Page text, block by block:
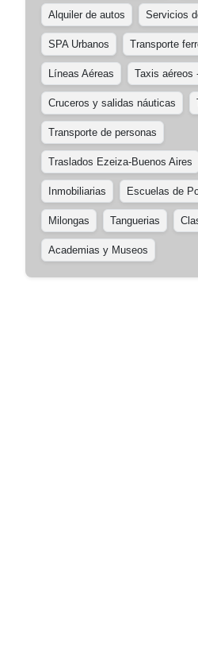
Alquiler de autos Servicios
SPA Urbanos Transporte
Líneas Aéreas Taxis aéreos
Cruceros y salidas náuticas
Transporte de personas
Traslados Ezeiza-Buenos Aires
Inmobiliarias Escuelas de
Milongas Tanguerias
Academias y Museos